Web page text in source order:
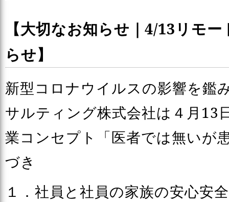
【大切なお知らせ｜4/13リモ
らせ】
新型コロナウイルスの影響を鑑
サルティング株式会社は４月13
業コンセプト「医者では無いが
づき
１．社員と社員の家族の安心安